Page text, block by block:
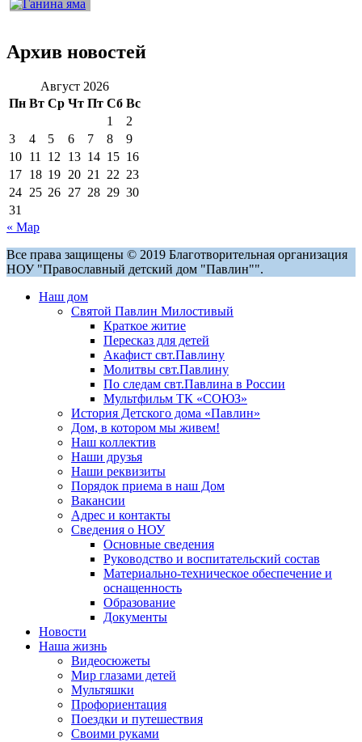
Архив новостей
Август 2026
Пн Вт Ср Чт Пт Сб Вс
1
2
3
4 5 6 7 8
9
10 11 12 13 14 15 16
17 18 19 20 21 22 23
24 25 26 27 28 29 30
31
« Мар
Все права защищены © 2019 Благотворительная организация
НОУ "Православный детский дом "Павлин"".
Наш дом
Святой Павлин Милостивый
Краткое житие
Пересказ для детей
Акафист свт.Павлину
Молитвы свт.Павлину
По следам свт.Павлина в России
Мультфильм ТК «СОЮЗ»
История Детского дома «Павлин»
Дом, в котором мы живем!
Наш коллектив
Наши друзья
Наши реквизиты
Порядок приема в наш Дом
Вакансии
Адрес и контакты
Сведения о НОУ
Основные сведения
Руководство и воспитательский состав
Материально-техническое обеспечение и
оснащенность
Образование
Документы
Новости
Наша жизнь
Видеосюжеты
Мир глазами детей
Мультяшки
Профориентация
Поездки и путешествия
Своими руками